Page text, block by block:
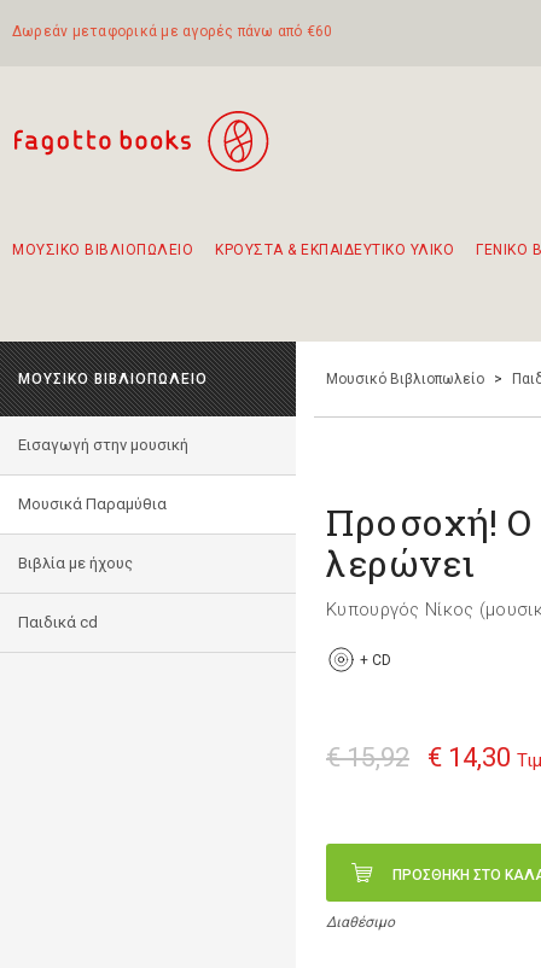
Δωρεάν μεταφορικά με αγορές πάνω από €60
ΜΟΥΣΙΚΟ ΒΙΒΛΙΟΠΩΛΕΙΟ ΚΡΟΥΣΤΑ & ΕΚΠΑΙΔΕΥΤΙΚΟ ΥΛΙΚΟ ΓΕΝΙΚΟ
ΜΟΥΣΙΚΟ ΒΙΒΛΙΟΠΩΛΕΙΟ
Εισαγωγή στην μουσική
Μουσικά Παραμύθια
Βιβλία με ήχους
Παιδικά cd
Μουσικό Βιβλιοπωλείο >
Προσοχή! Ο
λερώνει
Κυπουργός Νίκος
+ CD
€ 15,92 € 14,30
ΠΡΟΣΘΗΚΗ ΣΤΟ
Διαθέσιμο